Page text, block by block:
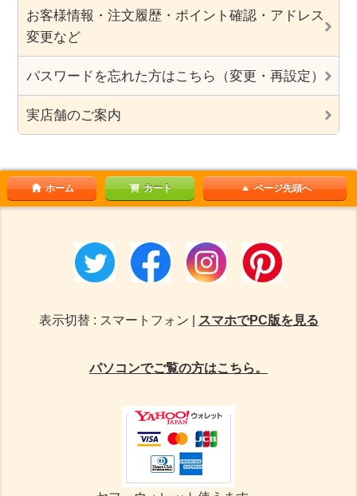
お客様情報・注文履歴・ポイント確認・アドレス
変更など
パスワードを忘れた方はこちら（変更・再設定）
実店舗のご案内
ホーム カート ページ先頭へ
表示切替 : スマートフォン | スマホでPC版を見る
パソコンでご覧の方はこちら。